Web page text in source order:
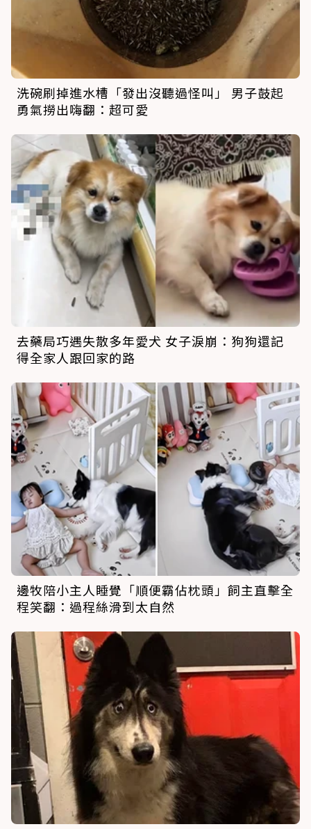
洗碗刷掉進水槽「發出沒聽過怪叫」 男子鼓起
勇氣撈出嗨翻：超可愛
去藥局巧遇失散多年愛犬 女子淚崩：狗狗還記
得全家人跟回家的路
邊牧陪小主人睡覺「順便霸佔枕頭」飼主直擊全
程笑翻：過程絲滑到太自然